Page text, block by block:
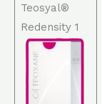
Teosyal®
Redensity 1